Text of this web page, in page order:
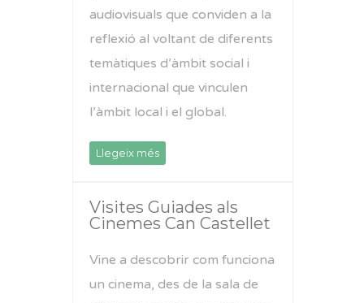
audiovisuals que conviden a la
reflexió al voltant de diferents
temàtiques d’àmbit social i
internacional que vinculen
l’àmbit local i el global.
Llegeix més
Visites Guiades als
Cinemes Can Castellet
Vine a descobrir com funciona
un cinema, des de la sala de